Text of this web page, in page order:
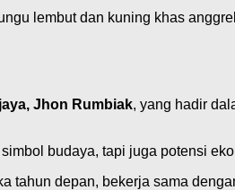
lembut dan kuning khas
Jhon Rumbiak, yang hadir
budaya, tapi juga potensi
tahun depan, bekerja sama